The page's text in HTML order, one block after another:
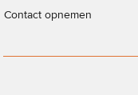
Contact opnemen